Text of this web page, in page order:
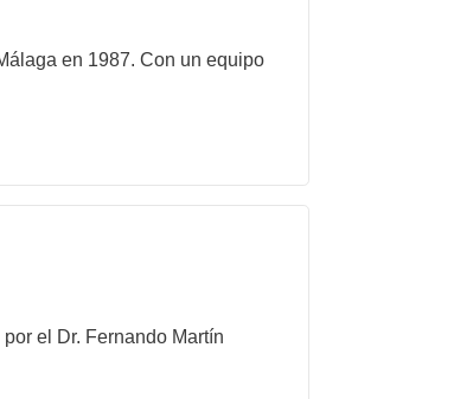
en 1987. Con un equipo
el Dr. Fernando Martín